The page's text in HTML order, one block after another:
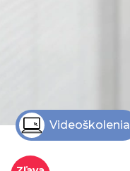
Videoškolenia